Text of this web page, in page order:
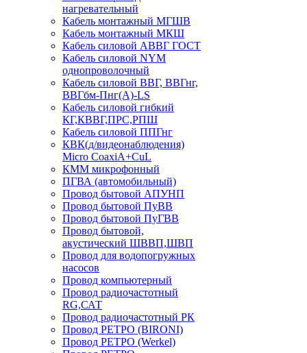
нагревательный
Кабель монтажный МГШВ
Кабель монтажный МКШ
Кабель силовой АВВГ ГОСТ
Кабель силовой NYM
однопроволочный
Кабель силовой ВВГ, ВВГнг,
ВВГбм-Пнг(А)-LS
Кабель силовой гибкий
КГ,КВВГ,ПРС,РПШ
Кабель силовой ППГнг
КВК(д/видеонаблюдения)
Micro CoaxiA+CuL
КММ микрофонный
ПГВА (автомобильный)
Провод бытовой АПУНП
Провод бытовой ПуВВ
Провод бытовой ПуГВВ
Провод бытовой,
акустический ШВВП,ШВП
Провод для водопогружных
насосов
Провод компьютерный
Провод радиочастотный
RG,САТ
Провод радиочастотный РК
Провод РЕТРО (BIRONI)
Провод РЕТРО (Werkel)